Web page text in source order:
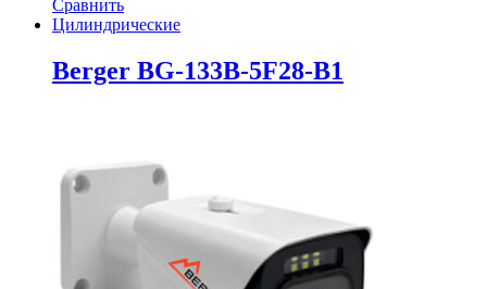
Сравнить
Цилиндрические
Berger BG-133B-5F28-B1